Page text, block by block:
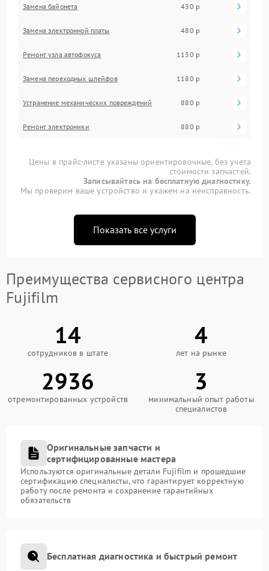
Замена байонета 430 р
Замена электронной платы 480 р
Ремонт узла автофокуса 1130 р
Замена переходных шлейфов 1180 р
Устранение механических повреждений 880 р
Ремонт электроники 880 р
Цены в прайс-листе указаны ориентировочные, без учета
стоимости запчастей.
Записывайтесь на бесплатную диагностику.
Мы проверим ваше устройство и укажем на неисправность.
Показать все услуги
Преимущества сервисного центра
Fujifilm
14
сотрудников в штате
4
лет на рынке
2936
отремонтированных устройств
3
минимальный опыт работы
специалистов
Оригинальные запчасти и
сертифицированные мастера
Используются оригинальные детали Fujifilm и прошедшие
сертификацию специалисты, что гарантирует корректную
работу после ремонта и сохранение гарантийных
обязательств
Бесплатная диагностика и быстрый ремонт